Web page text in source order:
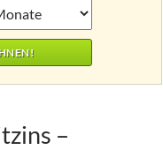
–